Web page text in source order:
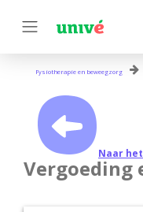
Fysiotherapie en beweegzorg
Naar
Vergoeding